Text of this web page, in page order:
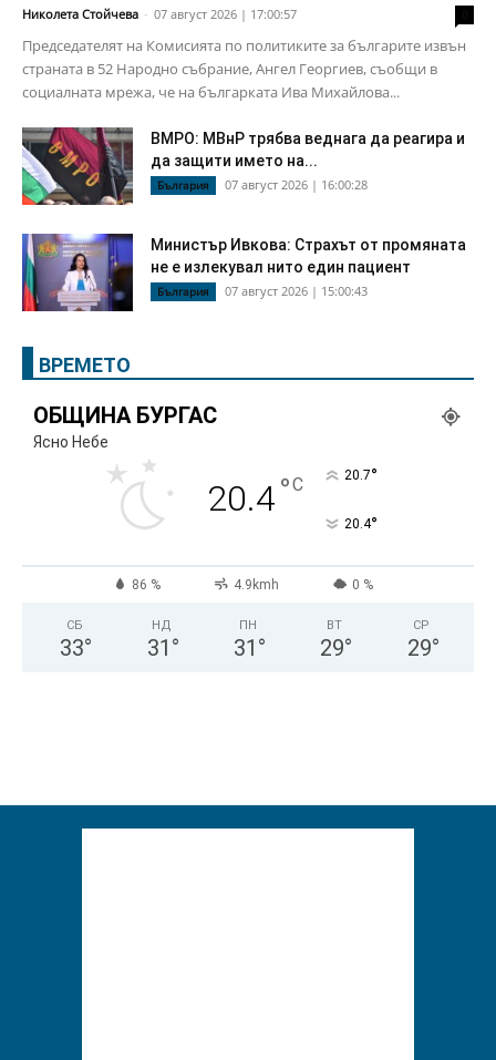
Николета Стойчева - 07 август 2026 | 17:00:57
Председателят на Комисията по политиките за българите извън
страната в 52 Народно събрание, Ангел Георгиев, съобщи в
социалната мрежа, че на българката Ива Михайлова...
ВМРО: МВнР трябва веднага да реагира и
да защити името на...
България 07 август 2026 | 16:00:28
Министър Ивкова: Страхът от промяната
не е излекувал нито един пациент
България 07 август 2026 | 15:00:43
ВРЕМЕТО
ОБЩИНА БУРГАС
Ясно Небе
20.4°C 20.7°
20.4°
86 % 4.9kmh 0 %
СБ
33°
НД
31 °
ПН
31 °
ВТ
29°
СР
29°